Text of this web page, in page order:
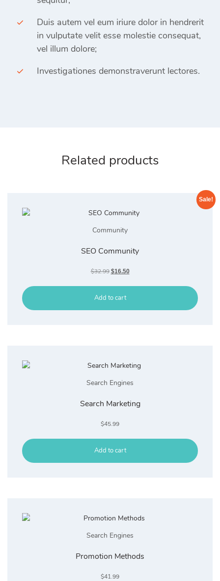
Duis autem vel eum iriure dolor in hendrerit
in vulputate velit esse molestie consequat,
vel illum dolore;
Investigationes demonstraverunt lectores.
Related products
Sale!
Community
SEO Community
$32.99 Original
was:
$32.99.
$16.50Current
is:
Add to cart
Search Engines
Search Marketing
$45.99
Add to cart
Search Engines
Promotion Methods
$41.99